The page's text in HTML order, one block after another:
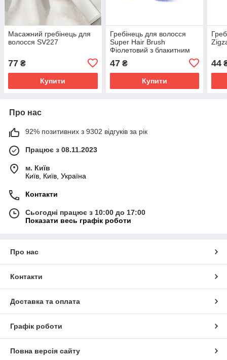
Масажний гребінець для
волосся SV227
77 ₴
Купити
Гребінець для волосся
Super Hair Brush
Фіолетовий з блакитним
47₴
Купити
44
Про нас
92% позитивних з 9302 відгуків за рік
Працює з 08.11.2023
м. Київ
Київ, Київ, Україна
Контакти
Сьогодні працює з 10:00 до 17:00
Показати весь графік роботи
Про нас
Контакти
Доставка та оплата
Графік роботи
Повна версія сайту